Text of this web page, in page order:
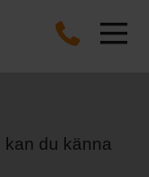
kan du känna